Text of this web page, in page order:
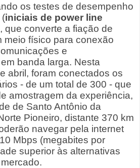
os testes de desempenho
(iniciais de power line
que converte a fiação de
meio físico para conexão
e
banda larga. Nesta
abril, foram conectados os
- de um total de 300 - que
amostragem da experiência,
de Santo Antônio da
Pioneiro, distante 370 km
navegar pela internet
Mbps (megabites por
superior às alternativas